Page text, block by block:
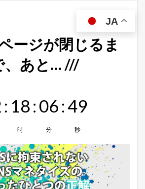
ージが閉じるま
、あと… ///
: 18
時
:06
分
:48
秒
JA